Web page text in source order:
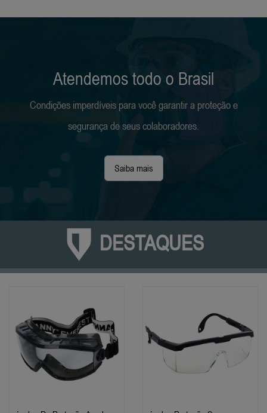
Atendemos todo o Brasil
Condições imperdíveis para você garantir a proteção e
segurança de seus colaboradores.
Saiba mais
DESTAQUES